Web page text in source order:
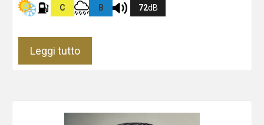
C B 72dB
Leggi tutto